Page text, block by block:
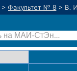
> Факультет № 8 > В.